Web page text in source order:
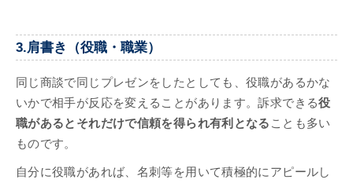
3.肩書き（役職・職業）
同じ商談で同じプレゼンをしたとしても、役職があるかな
いかで相手が反応を変えることがあります。訴求できる役
職があるとそれだけで信頼を得られ有利となる ことも多い
ものです。
自分に役職があれば、名刺等を用いて積極的にアピールし